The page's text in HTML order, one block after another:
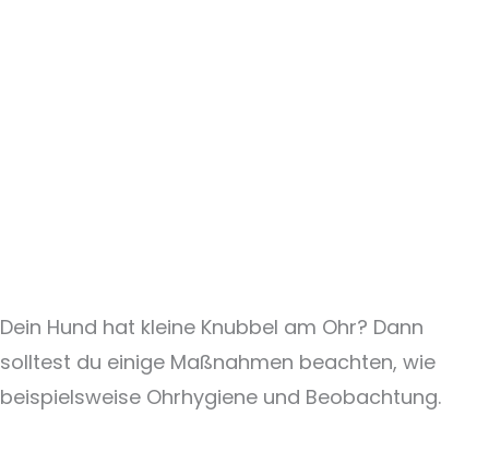
Dein Hund hat kleine Knubbel am Ohr? Dann
solltest du einige Maßnahmen beachten, wie
beispielsweise Ohrhygiene und Beobachtung.